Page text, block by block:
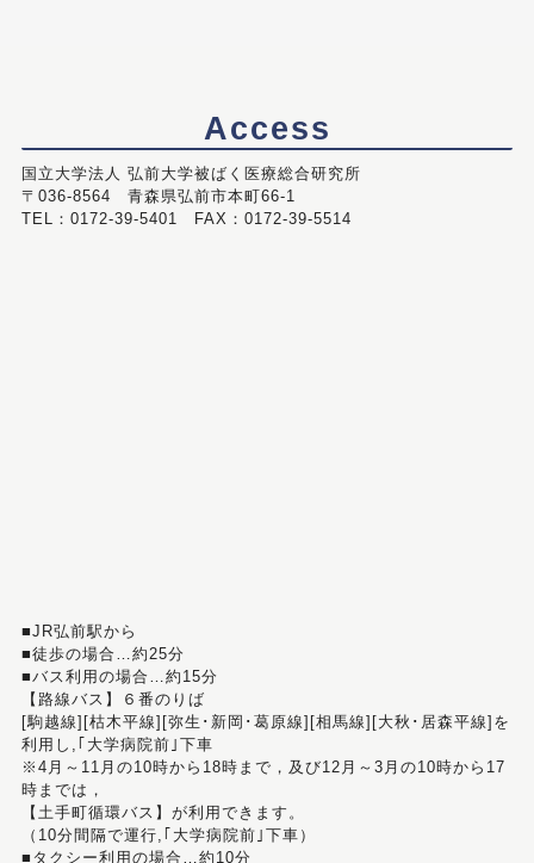
Access
国立大学法人 弘前大学被ばく医療総合研究所
〒036-8564 青森県弘前市本町66-1
TEL：0172-39-5401 FAX：0172-39-5514
■JR弘前駅から
■徒歩の場合…約25分
■バス利用の場合…約15分
【路線バス】６番のりば
[駒越線][枯木平線][弥生･新岡･葛原線][相馬線][大秋･居森平線]を
利用し,｢大学病院前｣下車
※4月～11月の10時から18時まで，及び12月～3月の10時から17
時までは，
【土手町循環バス】が利用できます。
（10分間隔で運行,｢大学病院前｣下車）
■タクシー利用の場合…約10分